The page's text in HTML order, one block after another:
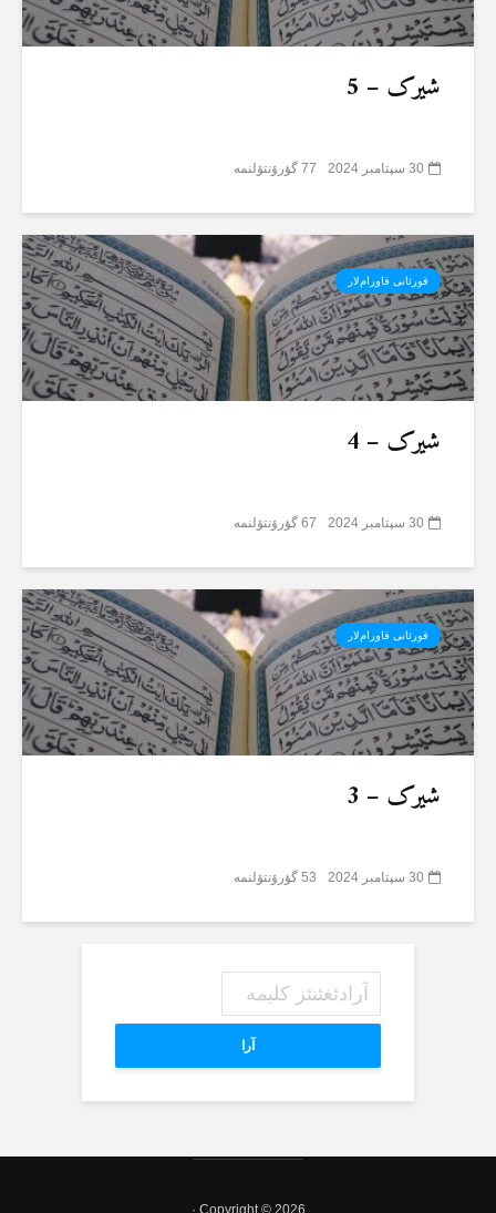
شیرک – 5
30 سپتامبر 2024 77 گؤرۆنتۆلنمە
قورئانی قاورام‌لار
شیرک – 4
30 سپتامبر 2024 67 گؤرۆنتۆلنمە
قورئانی قاورام‌لار
شیرک – 3
30 سپتامبر 2024 53 گؤرۆنتۆلنمە
آرا
Copyright © 2026 ·